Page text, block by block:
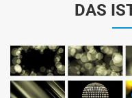
DAS